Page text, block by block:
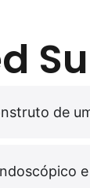
de